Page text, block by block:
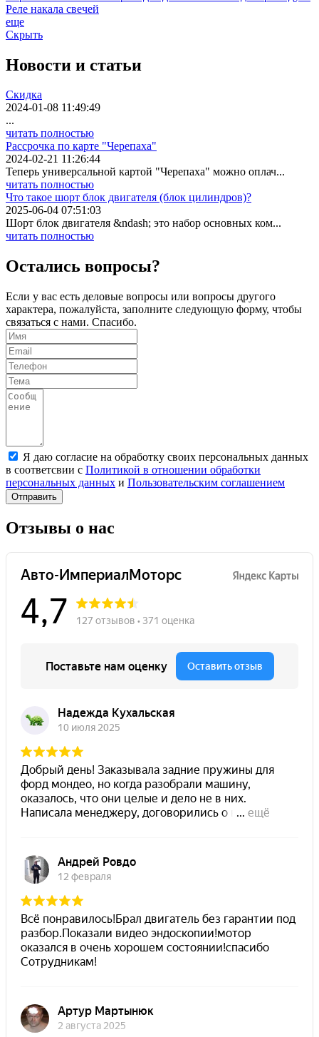
Реле накала свечей
еще
Скрыть
Новости и статьи
Скидка
2024-01-08 11:49:49
...
читать полностью
Рассрочка по карте "Черепаха"
2024-02-21 11:26:44
Теперь универсальной картой "Черепаха" можно оплач...
читать полностью
Что такое шорт блок двигателя (блок цилиндров)?
2025-06-04 07:51:03
Шорт блок двигателя &ndash; это набор основных ком...
читать полностью
Остались вопросы?
Если у вас есть деловые вопросы или вопросы другого
характера, пожалуйста, заполните следующую форму, чтобы
связаться с нами. Спасибо.
Я даю согласие на обработку своих персональных данных
в соответсвии с Политикой в отношении обработки
персональных данных и Пользовательским соглашением
Отправить
Отзывы о нас